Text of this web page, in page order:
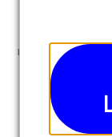
mudança de
40 mil
direta ao
modelo